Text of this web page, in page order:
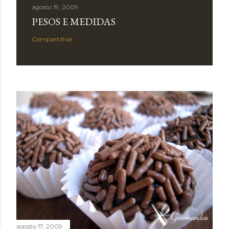
agosto 19, 2009
PESOS E MEDIDAS
Compartilhar
agosto 17, 2009